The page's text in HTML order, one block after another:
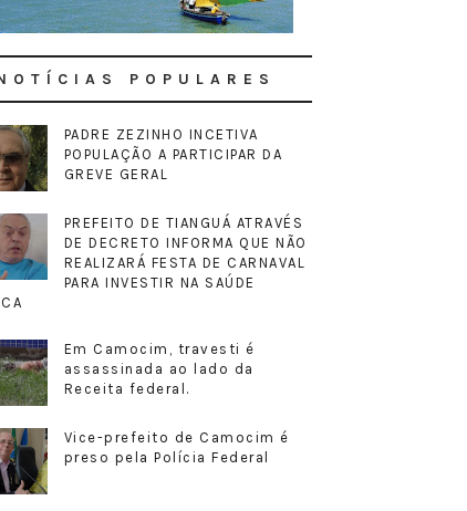
POPULARES
PADRE ZEZINHO INCETIVA
POPULAÇÃO A PARTICIPAR DA
GREVE GERAL
PREFEITO DE TIANGUÁ ATRAVÉS
DE DECRETO INFORMA QUE NÃO
REALIZARÁ FESTA DE CARNAVAL
PARA INVESTIR NA SAÚDE
Em Camocim, travesti é
assassinada ao lado da
Receita federal.
Vice-prefeito de Camocim é
preso pela Polícia Federal